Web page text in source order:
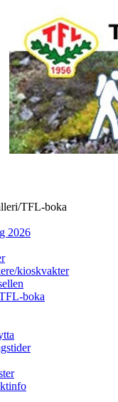
TFL-boka
2026
kioskvakter
boka